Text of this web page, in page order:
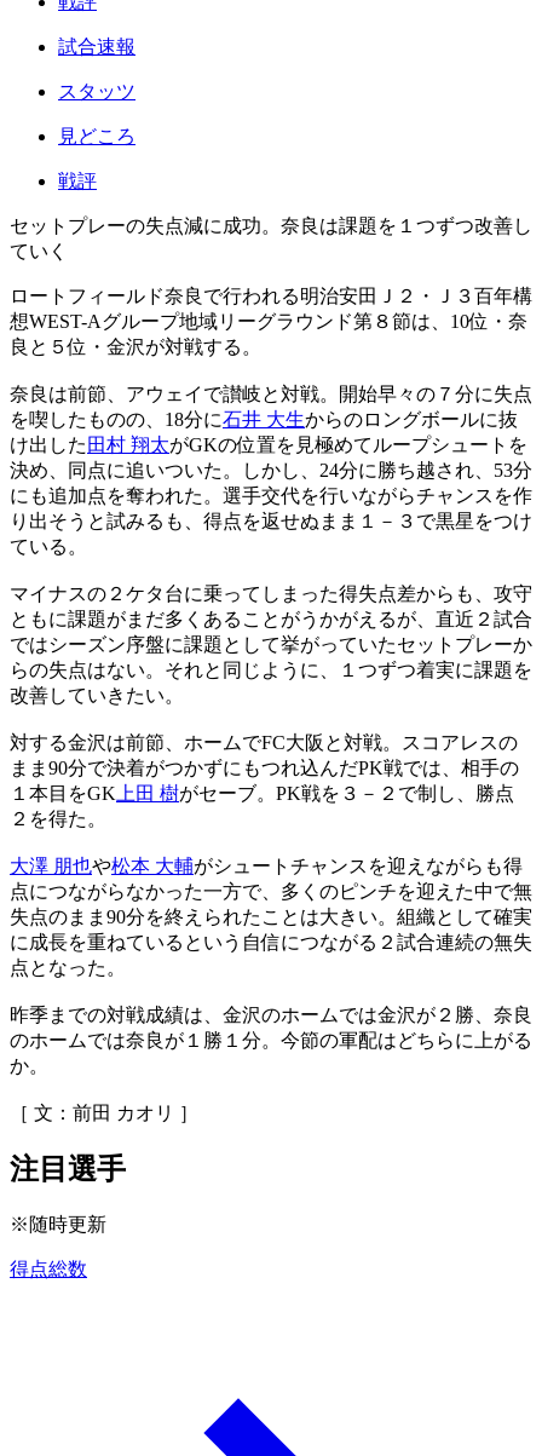
試合速報
スタッツ
見どころ
戦評
セットプレーの失点減に成功。奈良は課題を１つずつ改善し
ていく
ロートフィールド奈良で行われる明治安田Ｊ２・Ｊ３百年構
想WEST-Aグループ地域リーグラウンド第８節は、10位・奈
良と５位・金沢が対戦する。
奈良は前節、アウェイで讃岐と対戦。開始早々の７分に失点
を喫したものの、18分に石井 大生からのロングボールに抜
け出した 田村 翔太がGKの位置を見極めてループシュートを
決め、同点に追いついた。しかし、24分に勝ち越され、53分
にも追加点を奪われた。選手交代を行いながらチャンスを作
り出そうと試みるも、得点を返せぬまま１－３で黒星をつけ
ている。
マイナスの２ケタ台に乗ってしまった得失点差からも、攻守
ともに課題がまだ多くあることがうかがえるが、直近２試合
ではシーズン序盤に課題として挙がっていたセットプレーか
らの失点はない。それと同じように、１つずつ着実に課題を
改善していきたい。
対する金沢は前節、ホームでFC大阪と対戦。スコアレスの
まま90分で決着がつかずにもつれ込んだPK戦では、相手の
１本目をGK 上田 樹がセーブ。PK戦を３－２で制し、勝点
２を得た。
大澤 朋也や松本 大輔がシュートチャンスを迎えながらも得
点につながらなかった一方で、多くのピンチを迎えた中で無
失点のまま90分を終えられたことは大きい。組織として確実
に成長を重ねているという自信につながる２試合連続の無失
点となった。
昨季までの対戦成績は、金沢のホームでは金沢が２勝、奈良
のホームでは奈良が１勝１分。今節の軍配はどちらに上がる
か。
［ 文：前田 カオリ ］
注目選手
※随時更新
得点総数